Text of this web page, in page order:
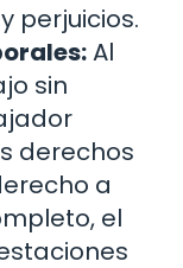
perjuicios.
Al
sin
derechos
a
el